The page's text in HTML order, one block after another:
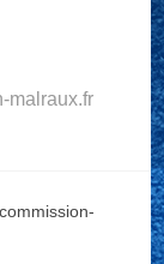
malraux.fr